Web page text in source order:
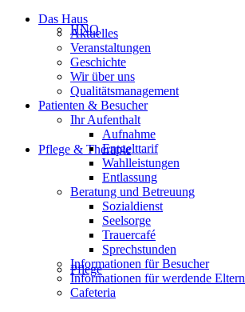
HNO
Pflege & Therapie
Pflege
Das Haus
Aktuelles
Veranstaltungen
Geschichte
Wir über uns
Qualitätsmanagement
Patienten & Besucher
Ihr Aufenthalt
Aufnahme
Entgelttarif
Wahlleistungen
Entlassung
Beratung und Betreuung
Sozialdienst
Seelsorge
Trauercafé
Sprechstunden
Informationen für Besucher
Informationen für werdende Eltern
Cafeteria